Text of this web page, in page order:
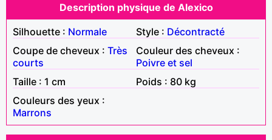
Description physique de Alexico
Silhouette : Normale Style : Décontracté
Coupe de cheveux : Très
courts
Couleur des cheveux :
Poivre et sel
Taille : 1 cm
Poids : 80 kg
Couleurs des yeux :
Marrons